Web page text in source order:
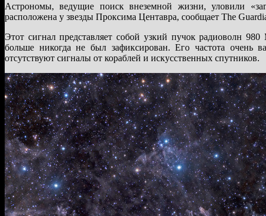
Астрономы, ведущие поиск внеземной жизни, уловили
расположена у звезды Проксима Центавра, сообщает The
Этот сигнал представляет собой узкий пучок радиоволн
больше никогда не был зафиксирован. Его частота очень
отсутствуют сигналы от кораблей и искусственных спутников.